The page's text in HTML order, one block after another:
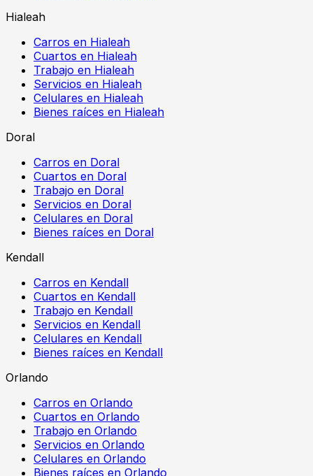
Hialeah
Carros en Hialeah
Cuartos en Hialeah
Trabajo en Hialeah
Servicios en Hialeah
Celulares en Hialeah
Bienes raíces en Hialeah
Doral
Carros en Doral
Cuartos en Doral
Trabajo en Doral
Servicios en Doral
Celulares en Doral
Bienes raíces en Doral
Kendall
Carros en Kendall
Cuartos en Kendall
Trabajo en Kendall
Servicios en Kendall
Celulares en Kendall
Bienes raíces en Kendall
Orlando
Carros en Orlando
Cuartos en Orlando
Trabajo en Orlando
Servicios en Orlando
Celulares en Orlando
Bienes raíces en Orlando